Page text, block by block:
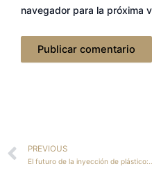
navegador para la próxima
Ant
PREVIOUS